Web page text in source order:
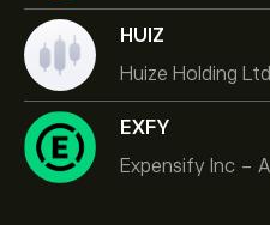
HUIZ
Huize Holding Ltd
EXFY
Expensify Inc - A